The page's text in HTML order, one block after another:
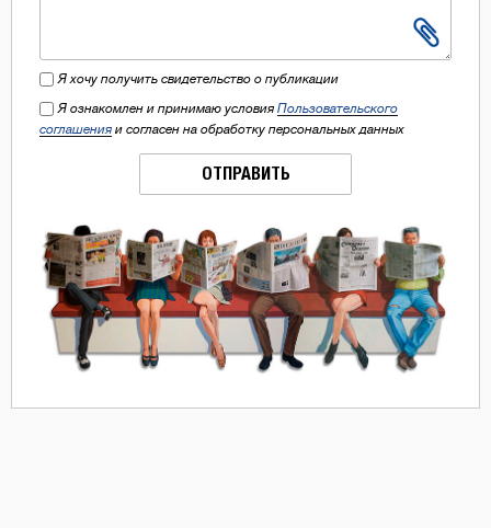
Я хочу получить свидетельство о публикации
Я ознакомлен и принимаю условия Пользовательского
соглашения и согласен на обработку персональных данных
ОТПРАВИТЬ